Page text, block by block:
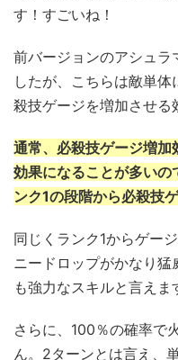
す！すごいね！
前バージョンのアシュ
したが、こちらは敵単
殺技ゲージを増加させる
通常、必殺技ゲージ増
効果になることが多いの
ンク1の段階から必殺技
同じくランク1からゲー
ニードロップがかなり
も強力なスキルと言えま
さらに、100％の確率で
ん。2ターンとは言え、